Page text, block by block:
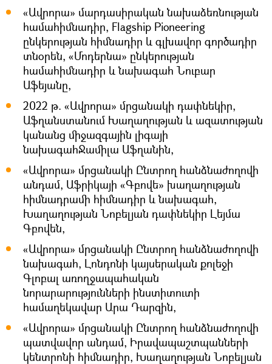
«Ավրորա» մարդասիրական նախաձեռնության
համահիմնադիր, Flagship Pioneering
ընկերության հիմնադիր և գլխավոր գործադիր
տնօրեն, «Մոդերնա» ընկերության
համահիմնադիր և նախագահ Նուբար
Աֆեյանը,
2022 թ. «Ավրորա» մրցանակի դափնեկիր,
Աֆղանստանում Խաղաղության և ազատության
կանանց միջազգային լիգայի
նախագահՋամիլա Աֆղանին,
«Ավրորա» մրցանակի Ընտրող հանձնաժողովի
անդամ, Աֆրիկայի «Գբովե» խաղաղության
հիմնադրամի հիմնադիր և նախագահ,
Խաղաղության Նոբելյան դափնեկիր Լեյմա
Գբովեն,
«Ավրորա» մրցանակի Ընտրող հանձնաժողովի
նախագահ, Լոնդոնի կայսերական քոլեջի
Գլոբալ առողջապահական
նորարարությունների ինստիտուտի
համաղեկավար Արա Դարզին,
«Ավրորա» մրցանակի Ընտրող հանձնաժողովի
պատվավոր անդամ, Իրավապաշտպանների
կենտրոնի հիմնադիր, Խաղաղության Նոբելյան